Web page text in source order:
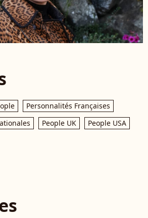
Personnalités Françaises
People UK People USA